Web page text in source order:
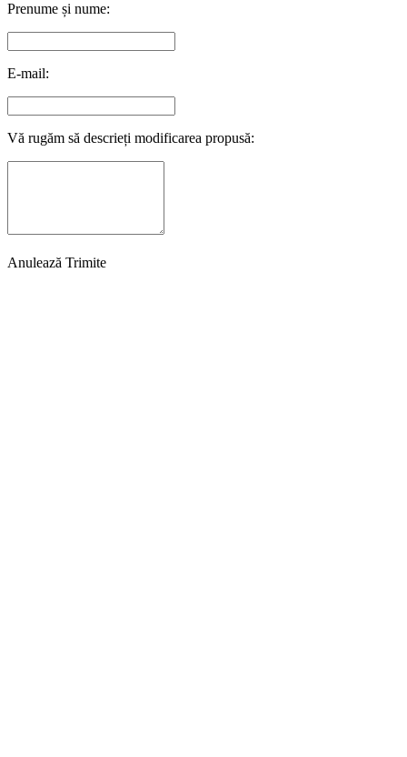
Prenume și nume:
E-mail:
Vă rugăm să descrieți modificarea propusă:
Anulează Trimite